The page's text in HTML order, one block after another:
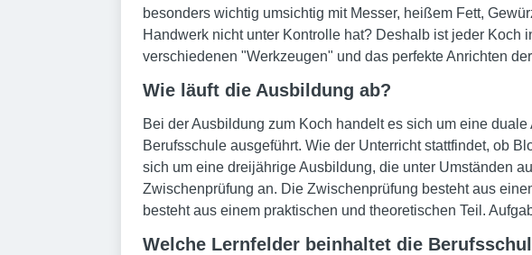
besonders wichtig umsichtig mit Messer, heißem Fett,
Handwerk nicht unter Kontrolle hat? Deshalb ist jeder Koch
verschiedenen "Werkzeugen" und das perfekte Anrichten
Wie läuft die Ausbildung ab?
Bei der Ausbildung zum Koch handelt es sich um eine
Berufsschule ausgeführt. Wie der Unterricht stattfindet, ob
sich um eine dreijährige Ausbildung, die unter Umständen
Zwischenprüfung an. Die Zwischenprüfung besteht aus
besteht aus einem praktischen und theoretischen Teil.
Welche Lernfelder beinhaltet die